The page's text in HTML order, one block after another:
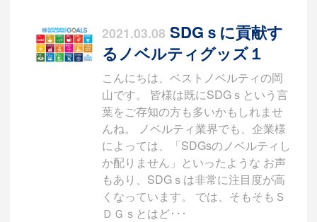
2021.03.08 SDGｓに貢献す
るノベルティグッズ１
こんにちは、ベストノベルティの岡
山です。 皆様は既にSDGｓという言
葉をご存知の方も多いかもしれませ
んね。 ノベルティ業界でも、企業様
によっては、「SDGsのノベルティし
か配りません」といったような お声
もあり、SDGｓは非常に注目度が高
くなっています。 では、そもそもＳ
ＤＧｓとはど･･･